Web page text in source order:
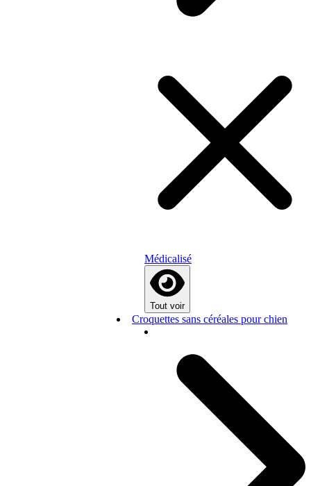
Médicalisé
Tout voir
Croquettes sans céréales pour chien